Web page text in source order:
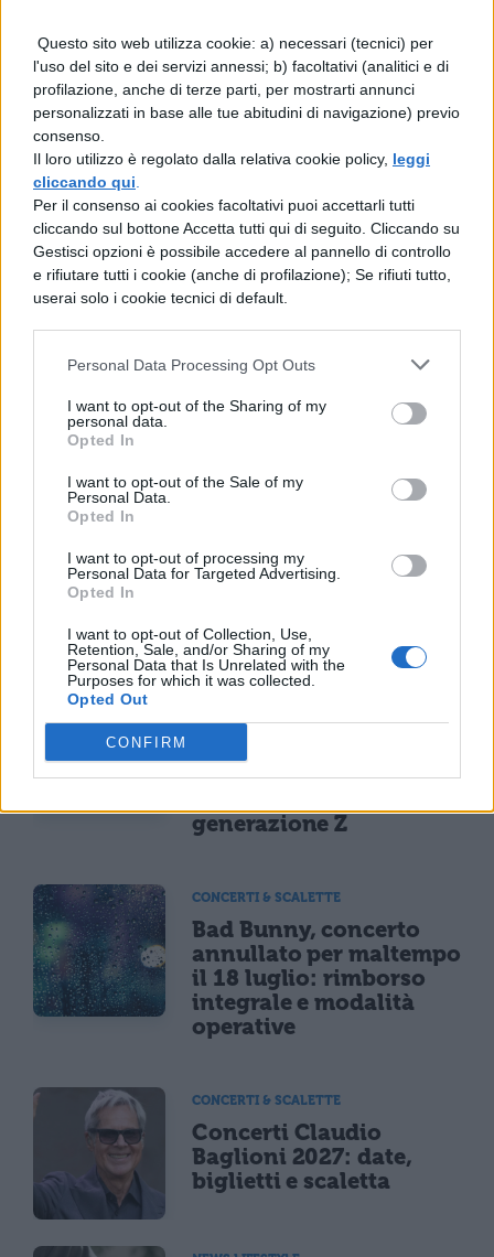
Questo sito web utilizza cookie: a) necessari (tecnici) per
l'uso del sito e dei servizi annessi; b) facoltativi (analitici e di
profilazione, anche di terze parti, per mostrarti annunci
personalizzati in base alle tue abitudini di navigazione) previo
consenso.
Il loro utilizzo è regolato dalla relativa cookie policy, leggi
cliccando qui
Per il consenso ai cookies facoltativi puoi accettarli tutti
cliccando sul bottone Accetta tutti qui di seguito. Cliccando su
Gestisci opzioni è possibile accedere al pannello di controllo
e rifiutare tutti i cookie (anche di profilazione); Se rifiuti tutto,
userai solo i cookie tecnici di default.
Personal Data Processing Opt Outs
I want to opt-out of the Sharing of my
personal data.
Opted In
I want to opt-out of the Sale of my
Personal Data.
Opted In
I want to opt-out of processing my
Personal Data for Targeted Advertising.
Opted In
I want to opt-out of Collection, Use,
Retention, Sale, and/or Sharing of my
Personal Data that Is Unrelated with the
Purposes for which it was collected.
Opted Out
CONFIRM
Comprata su ebay: marca MONA LISA,
modello LIONESS e colore 130
Lenti a contatto:
Le lenti a contatto blue sono state
acquistate su pinky paradise.com (GEO
Berry Holic Blue)
Via |Makeupdelight
TI POTREBBE INTERESSARE
NEWS LIFESTYLE
minori di 15 anni dal 1°
settembre: come
Oltre uno studente su
Iss su gaming, azzardo
generazione Z
CONCERTI & SCALETTE
Bad Bunny, concerto
annullato per maltempo
il 18 luglio: rimborso
integrale e modalità
operative
CONCERTI & SCALETTE
Concerti Claudio
Baglioni 2027: date,
biglietti e scaletta